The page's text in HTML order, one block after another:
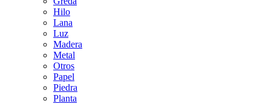
Hilo
Lana
Luz
Madera
Metal
Otros
Papel
Piedra
Planta